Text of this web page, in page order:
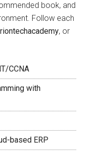
book, and
Follow each
, or
CCNA
with
based ERP